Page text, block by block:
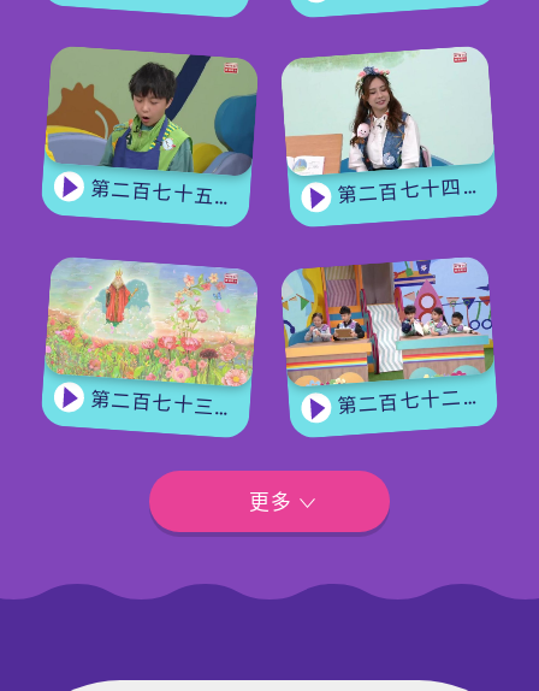
第二百七十五集 - 【手作Easy Job】 盆栽磨菇 【Yummy Time】仲夏蝴蝶粉 第二百七十四集 - 《花神的獎勵》下集
第二百七十三集 - 《花神的獎勵》上集 第二百七十二集 - 【玩轉星期五】眼力大挑戰
更多